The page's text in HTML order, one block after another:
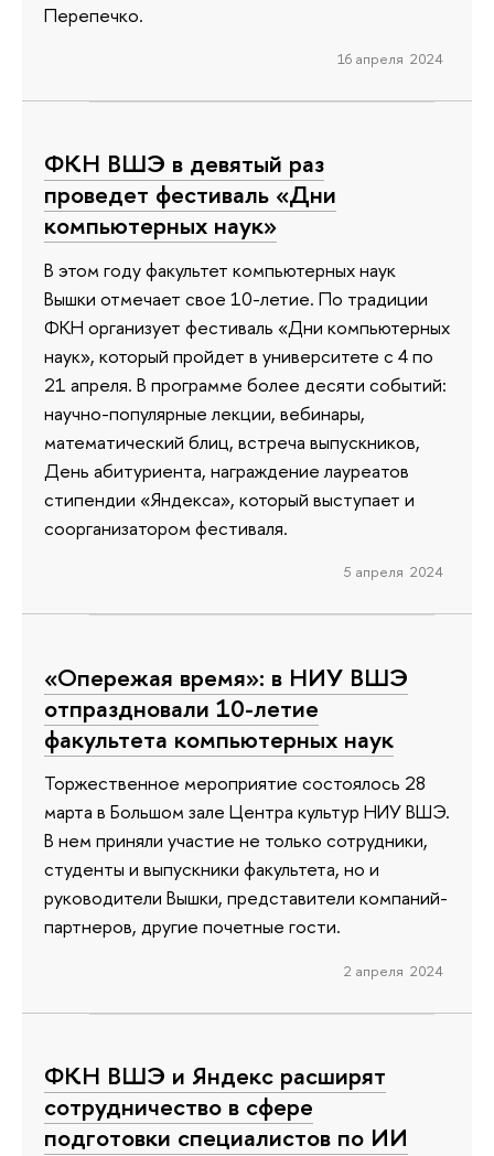
Перепечко.
16 апреля 2024
ФКН ВШЭ в девятый раз
проведет фестиваль «Дни
компьютерных наук»
В этом году факультет компьютерных наук
Вышки отмечает свое 10-летие. По традиции
ФКН организует фестиваль «Дни компьютерных
наук», который пройдет в университете с 4 по
21 апреля. В программе более десяти событий:
научно-популярные лекции, вебинары,
математический блиц, встреча выпускников,
День абитуриента, награждение лауреатов
стипендии «Яндекса», который выступает и
соорганизатором фестиваля.
5 апреля 2024
«Опережая время»: в НИУ ВШЭ
отпраздновали 10-летие
факультета компьютерных наук
Торжественное мероприятие состоялось 28
марта в Большом зале Центра культур НИУ ВШЭ.
В нем приняли участие не только сотрудники,
студенты и выпускники факультета, но и
руководители Вышки, представители компаний-
партнеров, другие почетные гости.
2 апреля 2024
ФКН ВШЭ и Яндекс расширят
сотрудничество в сфере
подготовки специалистов по ИИ